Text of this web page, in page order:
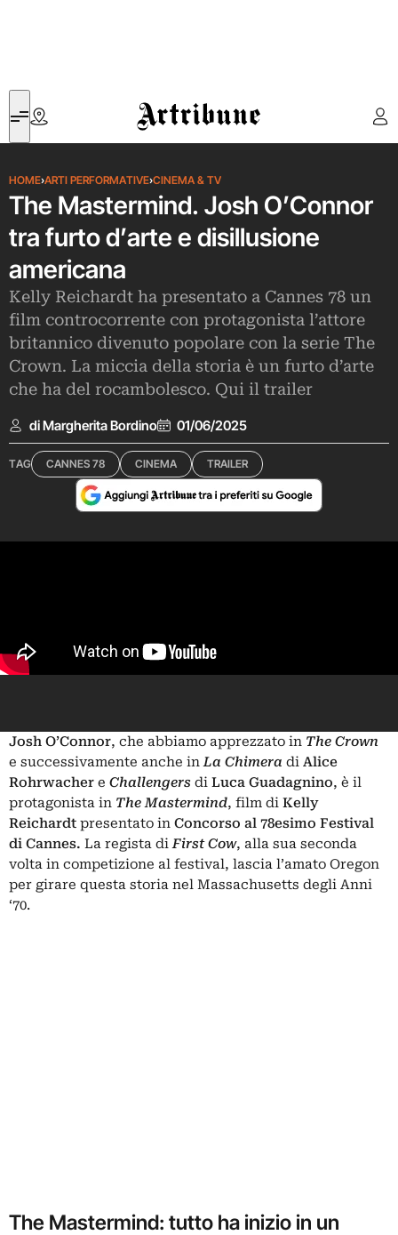
Artribune
HOME›ARTI PERFORMATIVE›CINEMA & TV
The Mastermind. Josh O’Connor
tra furto d’arte e disillusione
americana
Kelly Reichardt ha presentato a Cannes 78 un
film controcorrente con protagonista l’attore
britannico divenuto popolare con la serie The
Crown. La miccia della storia è un furto d’arte
che ha del rocambolesco. Qui il trailer
di Margherita Bordino 01/06/2025
TAG CANNES 78 CINEMA TRAILER
Josh O’Connor, che abbiamo apprezzato in The Crown
e successivamente anche inLa Chimera di Alice
Rohrwacher e Challengers di Luca Guadagnino, è il
protagonista in The Mastermind, film di Kelly
Reichardt presentato in Concorso al 78esimo Festival
di Cannes. La regista diFirst Cow, alla sua seconda
volta in competizione al festival, lascia l’amato Oregon
per girare questa storia nel Massachusetts degli Anni
‘70.
The Mastermind: tutto ha inizio in un